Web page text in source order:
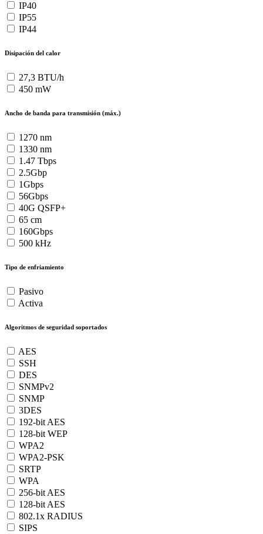
IP40
IP55
IP44
Disipación del calor
27,3 BTU/h
450 mW
Ancho de banda para transmisión (máx.)
1270 nm
1330 nm
1.47 Tbps
2.5Gbp
1Gbps
56Gbps
40G QSFP+
65 cm
160Gbps
500 kHz
Tipo de enfriamiento
Pasivo
Activa
Algoritmos de seguridad soportados
AES
SSH
DES
SNMPv2
SNMP
3DES
192-bit AES
128-bit WEP
WPA2
WPA2-PSK
SRTP
WPA
256-bit AES
128-bit AES
802.1x RADIUS
SIPS